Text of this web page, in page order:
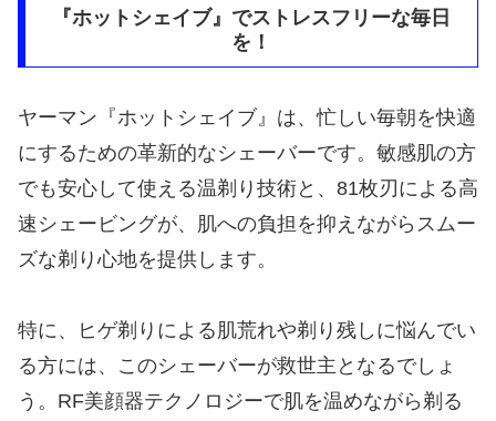
『ホットシェイブ』でストレスフリーな毎日
を！
ヤーマン『ホットシェイブ』は、忙しい毎朝を快適
にするための革新的なシェーバーです。敏感肌の方
でも安心して使える温剃り技術と、81枚刃による高
速シェービングが、肌への負担を抑えながらスムー
ズな剃り心地を提供します。
特に、ヒゲ剃りによる肌荒れや剃り残しに悩んでい
る方には、このシェーバーが救世主となるでしょ
う。RF美顔器テクノロジーで肌を温めながら剃る